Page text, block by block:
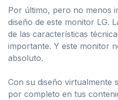
Por último, pero no menos
diseño de este monitor LG.
de las características
importante. Y este monitor
absoluto.
Con su diseño virtualmente
por completo en tus